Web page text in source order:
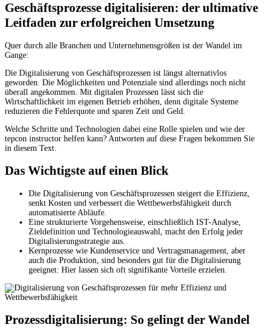
Geschäftsprozesse digitalisieren: der ultimative
Leitfaden zur erfolgreichen Umsetzung
Quer durch alle Branchen und Unternehmensgrößen ist der Wandel im
Gange:
Die Digitalisierung von Geschäftsprozessen ist längst alternativlos
geworden. Die Möglichkeiten und Potenziale sind allerdings noch nicht
überall angekommen. Mit digitalen Prozessen lässt sich die
Wirtschaftlichkeit im eigenen Betrieb erhöhen, denn digitale Systeme
reduzieren die Fehlerquote und sparen Zeit und Geld.
Welche Schritte und Technologien dabei eine Rolle spielen und wie der
tepcon instructor helfen kann? Antworten auf diese Fragen bekommen Sie
in diesem Text.
Das Wichtigste auf einen Blick
Die Digitalisierung von Geschäftsprozessen steigert die Effizienz,
senkt Kosten und verbessert die Wettbewerbsfähigkeit durch
automatisierte Abläufe.
Eine strukturierte Vorgehensweise, einschließlich IST-Analyse,
Zieldefinition und Technologieauswahl, macht den Erfolg jeder
Digitalisierungsstrategie aus.
Kernprozesse wie Kundenservice und Vertragsmanagement, aber
auch die Produktion, sind besonders gut für die Digitalisierung
geeignet: Hier lassen sich oft signifikante Vorteile erzielen.
Prozessdigitalisierung: So gelingt der Wandel